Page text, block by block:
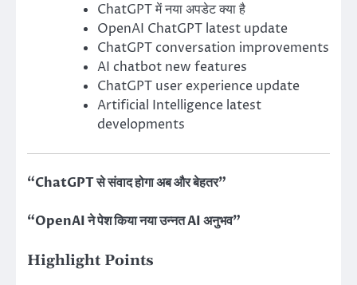
ChatGPT में नया अपडेट क्या है
OpenAI ChatGPT latest update
ChatGPT conversation improvements
AI chatbot new features
ChatGPT user experience update
Artificial Intelligence latest
developments
“ChatGPT से संवाद होगा अब और बेहतर”
“OpenAI ने पेश किया नया उन्नत AI अनुभव”
Highlight Points